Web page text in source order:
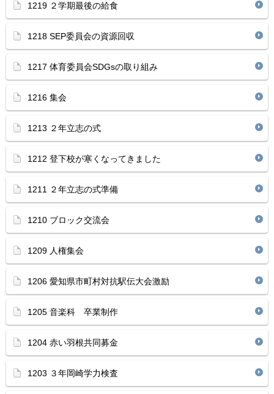
1219 ２学期最後の給食
1218 SEP委員会の資源回収
1217 体育委員会SDGsの取り組み
1216 集会
1213 ２年立志の式
1212 登下校が寒くなってきました
1211 ２年立志の式準備
1210 ブロック交流会
1209 人権集会
1206 愛知県市町村対抗駅伝大会激励
1205 音楽科 卒業制作
1204 赤い羽根共同募金
1203 ３年岡崎学力検査